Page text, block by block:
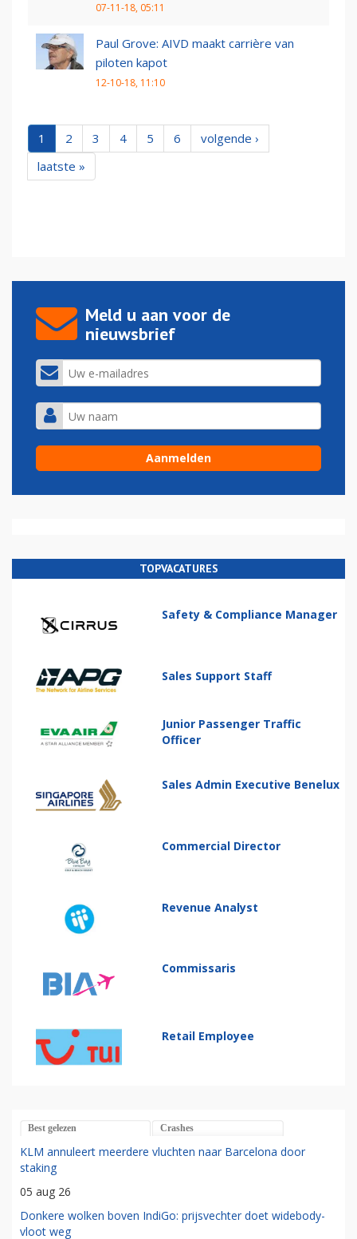
07-11-18, 05:11
Paul Grove: AIVD maakt carrière van
piloten kapot
12-10-18, 11:10
1 2 3 4 5 6
volgende ›
laatste »
Meld u aan voor de
nieuwsbrief
TOPVACATURES
Safety & Compliance Manager
Sales Support Staff
Junior Passenger Traffic
Officer
Sales Admin Executive Benelux
Commercial Director
Revenue Analyst
Commissaris
Retail Employee
Best gelezen Crashes
KLM annuleert meerdere vluchten naar Barcelona door
staking
05 aug 26
Donkere wolken boven IndiGo: prijsvechter doet widebody-
vloot weg